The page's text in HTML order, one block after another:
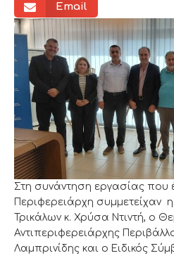
Email
Στη συνάντηση εργασίας που
Περιφερειάρχη συμμετείχαν
Τρικάλων κ. Χρύσα Ντιντή, ο
Αντιπεριφερειάρχης
Λαμπρινίδης και ο Ειδικός